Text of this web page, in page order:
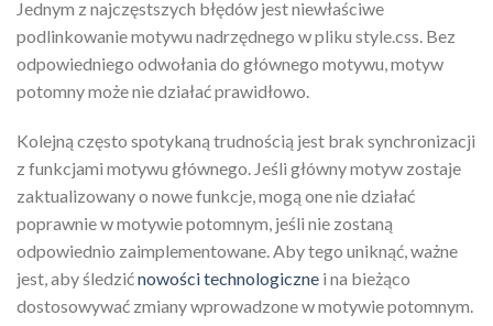
Jednym z najczęstszych błędów jest niewłaściwe
podlinkowanie motywu nadrzędnego w pliku style.css. Bez
odpowiedniego odwołania do głównego motywu, motyw
potomny może nie działać prawidłowo.
Kolejną często spotykaną trudnością jest brak synchronizacji
z funkcjami motywu głównego. Jeśli główny motyw zostaje
zaktualizowany o nowe funkcje, mogą one nie działać
poprawnie w motywie potomnym, jeśli nie zostaną
odpowiednio zaimplementowane. Aby tego uniknąć, ważne
jest, aby śledzićnowości technologiczne i na bieżąco
dostosowywać zmiany wprowadzone w motywie potomnym.